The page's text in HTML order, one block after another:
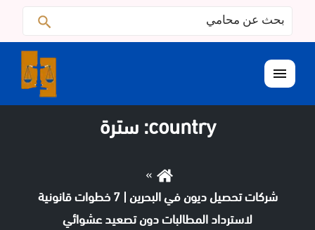
البحث
عن:
القائمة
country: سترة
شركات تحصيل ديون في البحرين | 7 خطوات قانونية
لاسترداد المطالبات دون تصعيد عشوائي